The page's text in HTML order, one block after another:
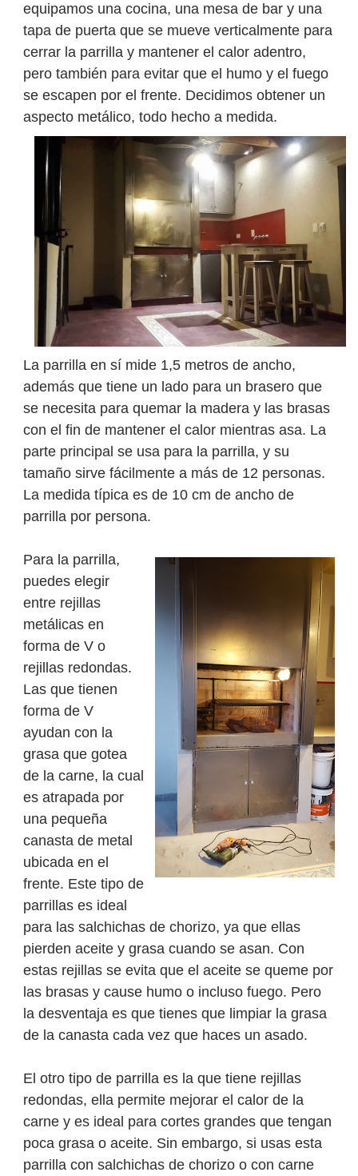
equipamos una cocina, una mesa de bar y una
tapa de puerta que se mueve verticalmente para
cerrar la parrilla y mantener el calor adentro,
pero también para evitar que el humo y el fuego
se escapen por el frente. Decidimos obtener un
aspecto metálico, todo hecho a medida.
La parrilla en sí mide 1,5 metros de ancho,
además que tiene un lado para un brasero que
se necesita para quemar la madera y las brasas
con el fin de mantener el calor mientras asa. La
parte principal se usa para la parrilla, y su
tamaño sirve fácilmente a más de 12 personas.
La medida típica es de 10 cm de ancho de
parrilla por persona.
Para la parrilla,
puedes elegir
entre rejillas
metálicas en
forma de V o
rejillas redondas.
Las que tienen
forma de V
ayudan con la
grasa que gotea
de la carne, la cual
es atrapada por
una pequeña
canasta de metal
ubicada en el
frente. Este tipo de
parrillas es ideal
para las salchichas de chorizo, ya que ellas
pierden aceite y grasa cuando se asan. Con
estas rejillas se evita que el aceite se queme por
las brasas y cause humo o incluso fuego. Pero
la desventaja es que tienes que limpiar la grasa
de la canasta cada vez que haces un asado.
El otro tipo de parrilla es la que tiene rejillas
redondas, ella permite mejorar el calor de la
carne y es ideal para cortes grandes que tengan
poca grasa o aceite. Sin embargo, si usas esta
parrilla con salchichas de chorizo o con carne